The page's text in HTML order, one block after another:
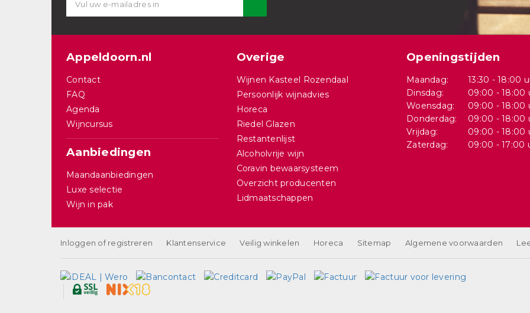
Appeldoorn.nl
Contact
FAQ
Agenda
Wijncursus
Aanbiedingen
Maandaanbiedingen
Luxe selectie
Wijn in pak
Overige
Wijnen Kasteel Rozendaal
Persoonlijk wijnadvies
Horeca
Riedel Glazen
Restantenlijst
Alcoholvrije wijn
Coravin bewaarsysteem
Overzicht producenten
Lidmaatschappen
Openingstijden
Maandag:
13:30 - 18:00
Dinsdag:
09:00 - 18:00
Woensdag:
09:00 - 18:00
Donderdag:
09:00 - 18:00
Vrijdag:
09:00 - 18:00
Zaterdag:
09:00 - 17:00
Inloggen of registreren Klantenservice Veilig winkelen Horeca Sitemap Algemene voorwaarden